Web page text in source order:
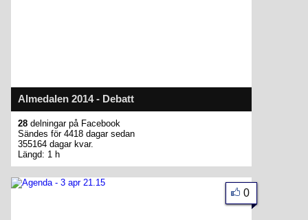
Almedalen 2014 - Debatt
28 delningar på Facebook
Sändes för 4418 dagar sedan
355164 dagar kvar.
Längd: 1 h
0